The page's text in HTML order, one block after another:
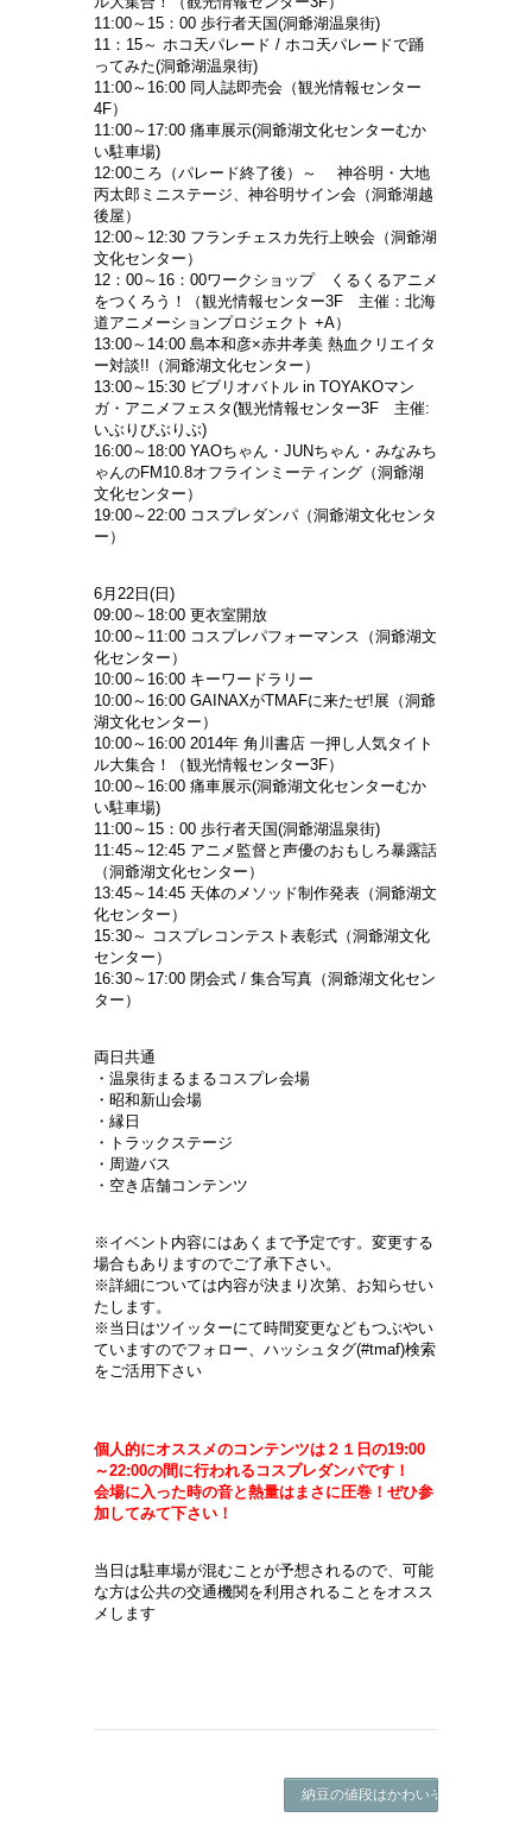
11:00～15：00 歩行者天国(洞爺湖温泉街)
11：15～ ホコ天パレード / ホコ天パレードで踊
ってみた(洞爺湖温泉街)
11:00～16:00 同人誌即売会（観光情報センター
4F）
11:00～17:00 痛車展示(洞爺湖文化センターむか
い駐車場)
12:00ころ（パレード終了後）～ 神谷明・大地
丙太郎ミニステージ、神谷明サイン会（洞爺湖越
後屋）
12:00～12:30 フランチェスカ先行上映会（洞爺湖
文化センター）
12：00～16：00ワークショップ くるくるアニメ
をつくろう！（観光情報センター3F 主催：北海
道アニメーションプロジェクト +A）
13:00～14:00 島本和彦×赤井孝美 熱血クリエイタ
ー対談!!（洞爺湖文化センター）
13:00～15:30 ビブリオバトル in TOYAKOマン
ガ・アニメフェスタ(観光情報センター3F 主催:
いぶりびぶりぶ)
16:00～18:00 YAOちゃん・JUNちゃん・みなみち
ゃんのFM10.8オフラインミーティング（洞爺湖
文化センター）
19:00～22:00 コスプレダンパ（洞爺湖文化センタ
ー）
6月22日(日)
09:00～18:00 更衣室開放
10:00～11:00 コスプレパフォーマンス（洞爺湖文
化センター）
10:00～16:00 キーワードラリー
10:00～16:00 GAINAXがTMAFに来たぜ!展（洞爺
湖文化センター）
10:00～16:00 2014年 角川書店 一押し人気タイト
ル大集合！（観光情報センター3F）
10:00～16:00 痛車展示(洞爺湖文化センターむか
い駐車場)
11:00～15：00 歩行者天国(洞爺湖温泉街)
11:45～12:45 アニメ監督と声優のおもしろ暴露話
（洞爺湖文化センター）
13:45～14:45 天体のメソッド制作発表（洞爺湖文
化センター）
15:30～ コスプレコンテスト表彰式（洞爺湖文化
センター）
16:30～17:00 閉会式 / 集合写真（洞爺湖文化セン
ター）
両日共通
・温泉街まるまるコスプレ会場
・昭和新山会場
・縁日
・トラックステージ
・周遊バス
・空き店舗コンテンツ
※イベント内容にはあくまで予定です。変更する
場合もありますのでご了承下さい。
※詳細については内容が決まり次第、お知らせい
たします。
※当日はツイッターにて時間変更などもつぶやい
ていますのでフォロー、ハッシュタグ(#tmaf)検索
をご活用下さい
個人的にオススメのコンテンツは２１日の19:00
～22:00の間に行われるコスプレダンパです！
会場に入った時の音と熱量はまさに圧巻！ぜひ参
加してみて下さい！
当日は駐車場が混むことが予想されるので、可能
な方は公共の交通機関を利用されることをオスス
メします
納豆の値段はかわいそう！ ->